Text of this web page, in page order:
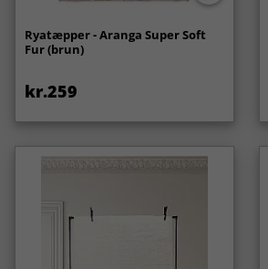
Ryatæpper - Aranga Super Soft
Fur (brun)
kr.259